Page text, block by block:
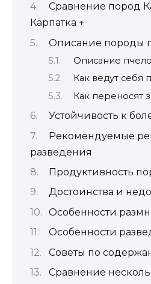
Сравнение пород
Карпатка ↑
Описание породы
Описание
Как ведут себя
Как переносят
Устойчивость к
Рекомендуемые
разведения
Продуктивность
Достоинства и
Особенности
Особенности
Советы по
Сравнение